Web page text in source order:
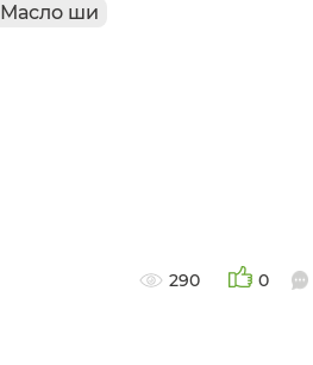
Масло ши
290 0